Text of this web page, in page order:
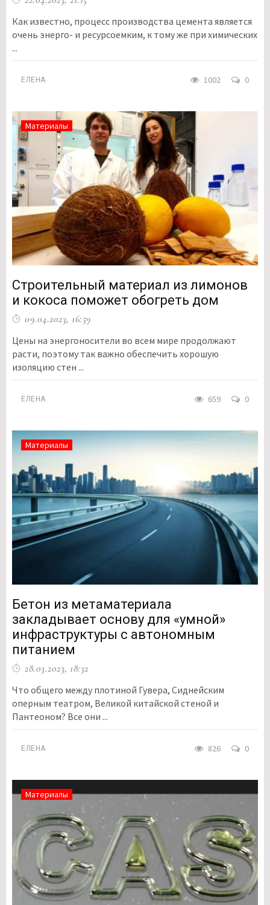
Как известно, процесс производства цемента является
очень энерго- и ресурсоемким, к тому же при химических
...
ЕЛЕНА 1002 0
Материалы
Строительный материал из лимонов
и кокоса поможет обогреть дом
09.04.2023, 16:59
Цены на энергоносители во всем мире продолжают
расти, поэтому так важно обеспечить хорошую
изоляцию стен ...
ЕЛЕНА 659 0
Материалы
Бетон из метаматериала
закладывает основу для «умной»
инфраструктуры с автономным
питанием
28.03.2023, 18:32
Что общего между плотиной Гувера, Сиднейским
оперным театром, Великой китайской стеной и
Пантеоном? Все они ...
ЕЛЕНА 826 0
Материалы